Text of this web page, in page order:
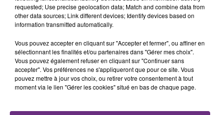
rémois. Le magasin JouéClub est contraint de
fermer ses portes.
TITRES DIFFUSÉS
10h41
10h41 10h37
10h37
requested; Use precise geolocation data; Match and combine data from
other data sources; Link different devices; Identify devices based on
information transmitted automatically.
Vous pouvez accepter en cliquant sur "Accepter et fermer", ou affiner en
sélectionnant les finalités et/ou partenaires dans "Gérer mes choix".
Vous pouvez également refuser en cliquant sur "Continuer sans
accepter". Vos préférences ne s'appliqueront que pour ce site. Vous
pouvez mettre à jour vos choix, ou retirer votre consentement à tout
moment via le lien "Gérer les cookies" situé en bas de chaque page.